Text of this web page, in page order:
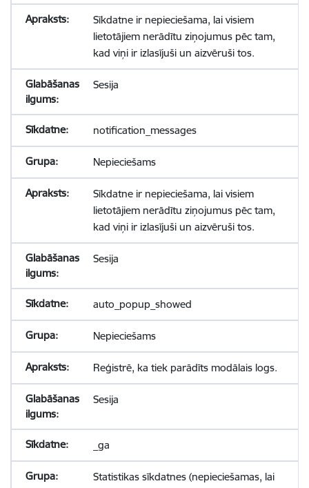
Sīkdatne ir nepieciešama, lai visiem
lietotājiem nerādītu ziņojumus pēc tam,
kad viņi ir izlasījuši un aizvēruši tos.
Sesija
notification_messages
Nepieciešams
Sīkdatne ir nepieciešama, lai visiem
lietotājiem nerādītu ziņojumus pēc tam,
kad viņi ir izlasījuši un aizvēruši tos.
Sesija
auto_popup_showed
Nepieciešams
Reģistrē, ka tiek parādīts modālais logs.
Sesija
_ga
Statistikas sīkdatnes (nepieciešamas, lai